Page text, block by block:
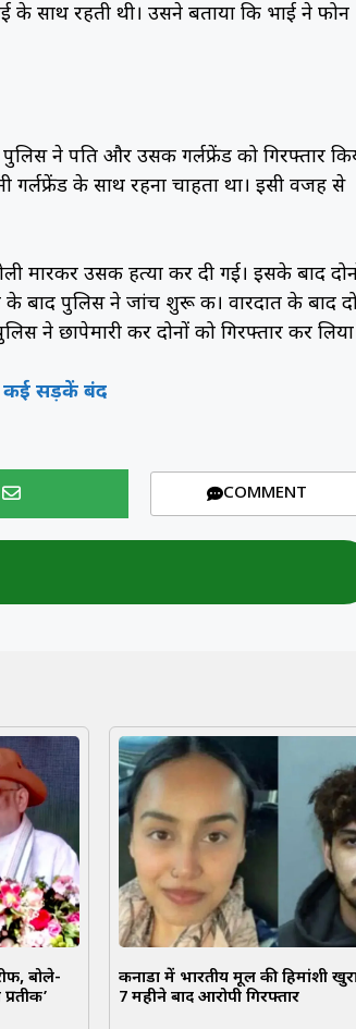
साथ रहती थी। उसने बताया कि भाई ने फोन
ने पति और उसकी गर्लफ्रेंड को गिरफ्तार
के साथ रहना चाहता था। इसी वजह से
मारकर उसकी हत्या कर दी गई। इसके बाद
बाद पुलिस ने जांच शुरू की। वारदात के बाद
ने छापेमारी कर दोनों को गिरफ्तार कर
कई सड़कें बंद
COMMENT
बोले-
कनाडा में भारतीय मूल की हिमांशी
7 महीने बाद आरोपी गिरफ्तार